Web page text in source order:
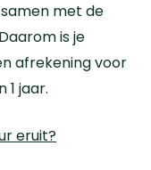
met de
is je
afrekening voor
jaar.
eruit?